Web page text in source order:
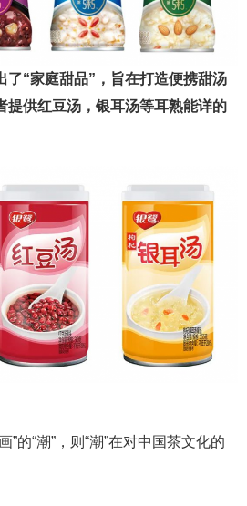
了“家庭甜品”，旨在打造便携甜汤
提供红豆汤，银耳汤等耳熟能详的
”的“潮”，则“潮”在对中国茶文化的